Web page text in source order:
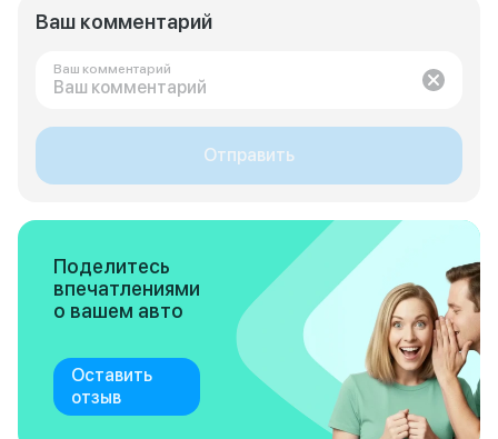
Ваш комментарий
Ваш комментарий
Отправить
Поделитесь
впечатлениями
о вашем авто
Оставить
отзыв